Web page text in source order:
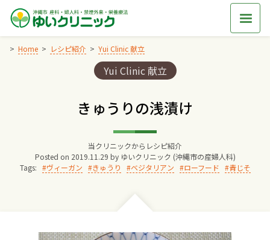
Skip
content
Home レシピ紹介 Yui Clinic 献立
Categories:
Yui Clinic 献立
きゅうりの浅漬け
当クリニックからレシピ紹介
Posted on 2019.11.29 by ゆいクリニック (沖縄市の産婦人科)
Tags:
ヴィーガン きゅうり ベジタリアン ローフード 青じそ
院長からのごあいさつ